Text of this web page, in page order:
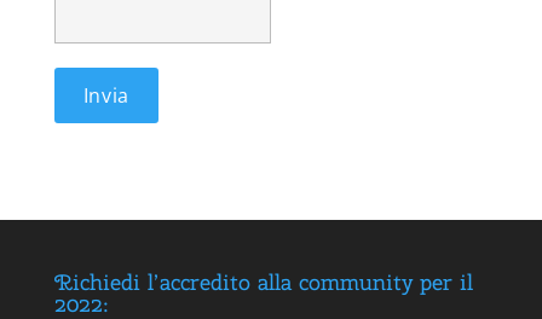
Richiedi l’accredito alla community per il
2022: